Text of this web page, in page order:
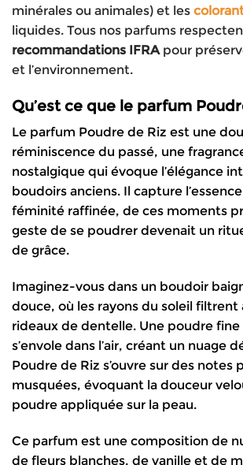
minérales ou animales) et les
liquides. Tous nos parfums
recommandations IFRApour
et l’environnement.
Qu’est ce que le parfum
Le parfum Poudre de Riz est une
réminiscence du passé, une
nostalgique qui évoque l’élégance
boudoirs anciens. Il capture
féminité raffinée, de ces moments
geste de se poudrer devenait un
de grâce.
Imaginez-vous dans un boudoir
douce, où les rayons du soleil filtrent
rideaux de dentelle. Une poudre
s’envole dans l’air, créant un nuage
Poudre de Riz s’ouvre sur des notes
musquées, évoquant la douceur
poudre appliquée sur la peau.
Ce parfum est une composition de
de fleurs blanches, de vanille et de